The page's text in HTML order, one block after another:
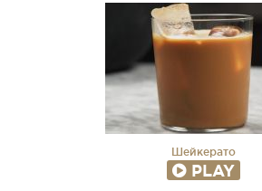
Шейкерато
PLAY